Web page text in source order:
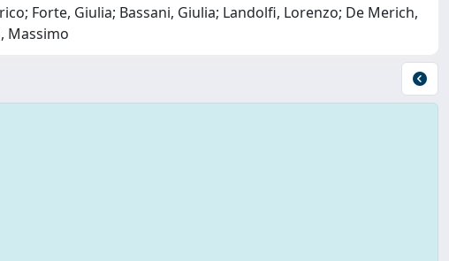
Forte, Giulia; Bassani, Giulia; Landolfi, Lorenzo; De Merich,
Massimo